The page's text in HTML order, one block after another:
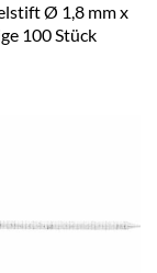
Ø 1,8 mm x
100 Stück